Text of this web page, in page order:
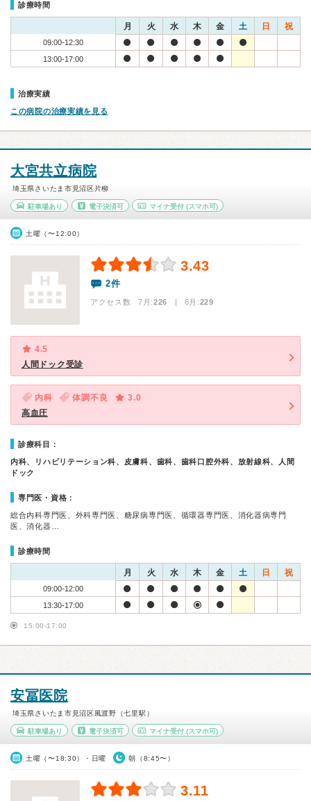
診療時間
月 火 水 木 金 土 日 祝
09:00-12:30
13:00-17:00
治療実績
この病院の治療実績を見る
大宮共立病院
埼玉県さいたま市見沼区片柳
駐車場あり 電子決済可 マイナ受付 (スマホ可)
土曜（〜12:00）
3.43
2件
アクセス数 7月:226 | 6月:229
4.5
人間ドック受診
内科 体調不良
3.0
高血圧
診療科目：
内科、リハビリテーション科、皮膚科、歯科、歯科口腔外科、放射線科、人間
ドック
専門医・資格：
総合内科専門医、外科専門医、糖尿病専門医、循環器専門医、消化器病専門
医、消化器…
診療時間
月 火 水 木 金 土 日 祝
09:00-12:00
13:30-17:00
15:00-17:00
安冨医院
埼玉県さいたま市見沼区風渡野（七里駅）
駐車場あり 電子決済可 マイナ受付 (スマホ可)
土曜（〜18:30）・日曜 朝（8:45〜）
3.11